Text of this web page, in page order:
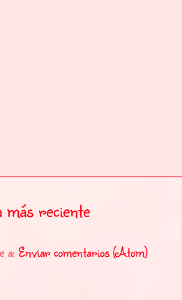
más reciente
a: Enviar comentarios (Atom)